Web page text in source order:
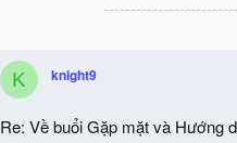
K knight9
Re: Về buổi Gặp mặt và Hướng